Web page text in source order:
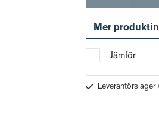
Mer
Jämför
Leverantörslager